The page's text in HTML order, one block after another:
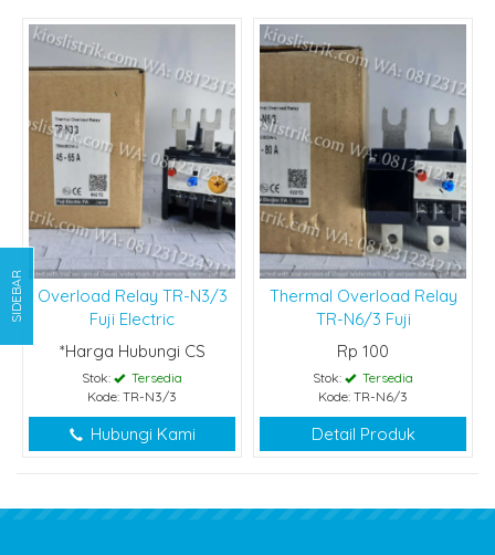
Overload Relay TR-N3/3
Fuji Electric
*Harga Hubungi CS
Stok:
Tersedia
Kode: TR-N3/3
Hubungi Kami
Thermal Overload Relay
TR-N6/3 Fuji
Rp 100
Stok:
Tersedia
Kode: TR-N6/3
Detail Produk
SIDEBAR